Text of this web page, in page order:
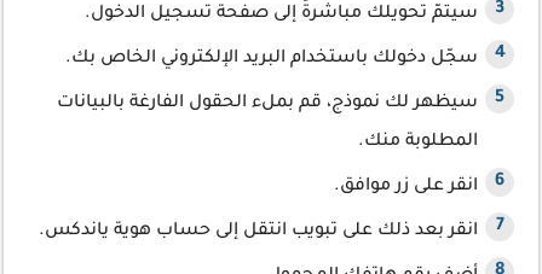
سيتمّ تحويلك مباشرةً إلى صفحة تسجيل الدخول.
سجّل دخولك باستخدام البريد الإلكتروني الخاص بك.
سيظهر لك نموذج، قم بملء الحقول الفارغة بالبيانات
المطلوبة منك.
انقر على زر موافق.
انقر بعد ذلك على تبويب انتقل إلى حساب هوية ياندكس.